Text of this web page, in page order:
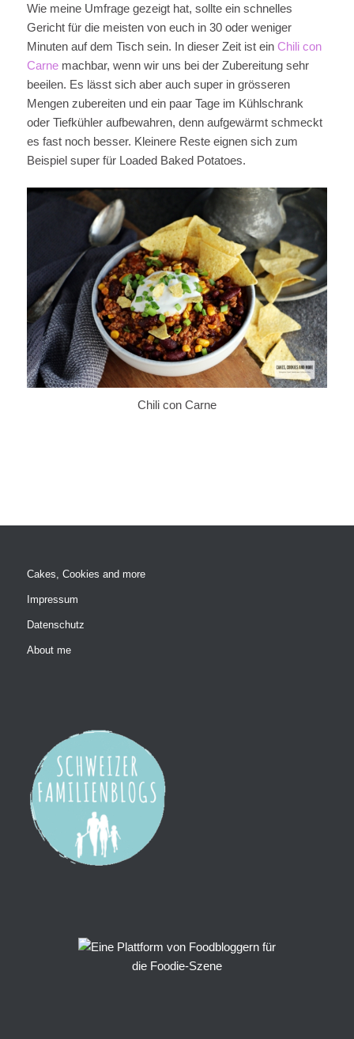
Wie meine Umfrage gezeigt hat, sollte ein schnelles
Gericht für die meisten von euch in 30 oder weniger
Minuten auf dem Tisch sein. In dieser Zeit ist ein Chili con
Carnemachbar, wenn wir uns bei der Zubereitung sehr
beeilen. Es lässt sich aber auch super in grösseren
Mengen zubereiten und ein paar Tage im Kühlschrank
oder Tiefkühler aufbewahren, denn aufgewärmt schmeckt
es fast noch besser. Kleinere Reste eignen sich zum
Beispiel super für Loaded Baked Potatoes.
Chili con Carne
Cakes, Cookies and more
Impressum
Datenschutz
About me